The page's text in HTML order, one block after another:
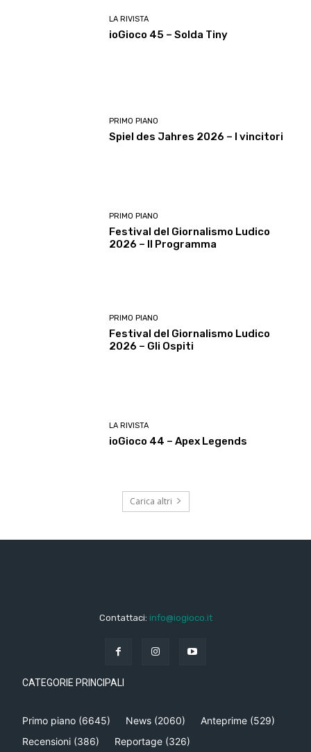
LA RIVISTA
ioGioco 45 – Solda Tiny
PRIMO PIANO
Spiel des Jahres 2026 – I vincitori
PRIMO PIANO
Festival del Giornalismo Ludico
2026 – Il Programma
PRIMO PIANO
Festival del Giornalismo Ludico
2026 – Gli Ospiti
LA RIVISTA
ioGioco 44 – Apex Legends
Carica altri
Contattaci: info@iogioco.it
CATEGORIE PRINCIPALI
Primo piano (6645) News (2060) Anteprime (529)
Recensioni (386) Reportage (326)